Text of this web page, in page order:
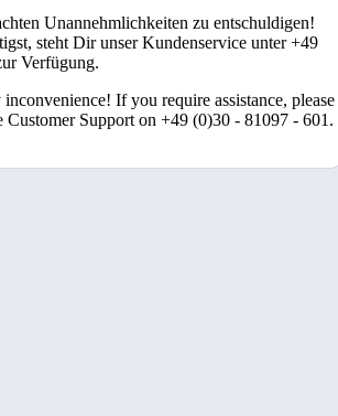
Unannehmlichkeiten zu entschuldigen!
steht Dir unser Kundenservice unter +49
Verfügung.
If you require assistance, please
Customer Support on +49 (0)30 - 81097 - 601.